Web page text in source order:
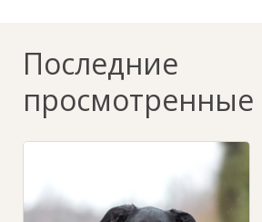
Последние
просмотренные